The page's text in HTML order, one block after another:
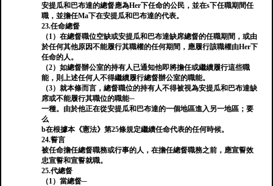
安提瓜和巴布達的總督應為Her下任命的公民，並在s下任職期間任
職，並擔任Ma下在安提瓜和巴布達的代表。
23.任命總督
（1）在總督職位空缺或安提瓜和巴布達缺席總督的任職期間，或由
於任何其他原因不能履行其職權的任何期間，應履行該職權由Her下
任命的人。
（2）如總督辦公室的持有人已通知他即將擔任或繼續履行這些職
能，則上述任何人不得繼續履行總督辦公室的職能。
（3）就本條而言，總督職位的持有人不得被視為安提瓜和巴布達缺
席或不能履行其職位的職能─
一種。由於他正在從安提瓜和巴布達的一個地區進入另一地區；要
么
b在根據本《憲法》第25條規定繼續任命代表的任何時候。
24.誓言
被任命擔任總督職務或行事的人，在擔任總督職務之前，應宣誓效
忠宣誓和宣誓就職。
25.代總督
（1）當總督─